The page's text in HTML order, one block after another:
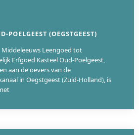
POELGEEST (OEGSTGEEST)
Leengoed tot
Erfgoed Kasteel Oud-Poelgeest,
aan de oevers van de
in Oegstgeest (Zuid-Holland), is